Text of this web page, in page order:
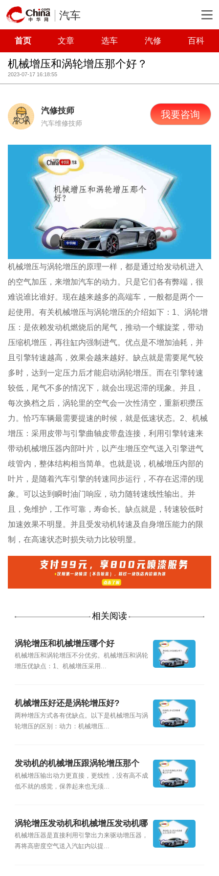
汽车
首页 文章 选车 汽修 百科
机械增压和涡轮增压那个好？
2023-07-17 16:18:55
汽修技师
汽车维修技师
我要咨询
机械增压与涡轮增压的原理一样，都是通过给发动机进入
的空气加压，来增加汽车的动力。只是它们各有弊端，很
难说谁比谁好。现在越来越多的高端车，一般都是两个一
起使用。有关机械增压与涡轮增压的介绍如下：1、涡轮增
压：是依赖发动机燃烧后的尾气，推动一个螺旋桨，带动
压缩机增压，再往缸内强制进气。优点是不增加油耗，并
且引擎转速越高，效果会越来越好。缺点就是需要尾气较
多时，达到一定压力后才能启动涡轮增压。而在引擎转速
较低，尾气不多的情况下，就会出现迟滞的现象。并且，
每次换档之后，涡轮里的空气会一次性清空，重新积攒压
力。恰巧车辆最需要提速的时候，就是低速状态。2、机械
增压：采用皮带与引擎曲轴皮带盘连接，利用引擎转速来
带动机械增压器内部叶片，以产生增压空气送入引擎进气
歧管内，整体结构相当简单。也就是说，机械增压内部的
叶片，是随着汽车引擎的转速同步运行，不存在迟滞的现
象。可以达到瞬时油门响应，动力随转速线性输出。并
且，免维护，工作可靠，寿命长。缺点就是，转速较低时
加速效果不明显。并且受发动机转速及自身增压能力的限
制，在高速状态时损失动力比较明显。
相关阅读
涡轮增压和机械增压哪个好
机械增压和涡轮增压不分优劣。机械增压和涡轮
增压优缺点：1、机械增压采用...
机械增压好还是涡轮增压好?
两种增压方式各有优缺点。以下是机械增压与涡
轮增压的区别：动力：机械增压...
发动机的机械增压跟涡轮增压那个
好？
机械增压输出动力更直接，更线性，没有高不成
低不就的感觉，保养起来也无须...
涡轮增压发动机和机械增压发动机哪
个好？
机械增压器是直接利用引擎出力来驱动增压器，
再将高密度空气送入汽缸内以提...